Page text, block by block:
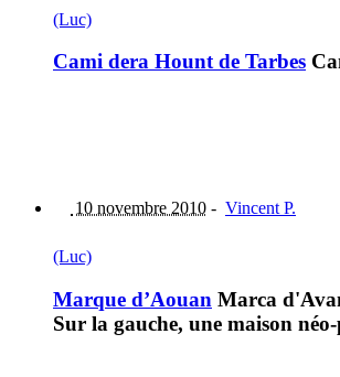
(Luc)
Cami dera Hount de Tarbes
10 novembre 2010 - Vincent P.
(Luc)
Marque d’Aouan Marca
Sur la gauche, une maison